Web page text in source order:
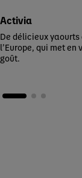
Activia
De délicieux
l’Europe, qui met en
goût.